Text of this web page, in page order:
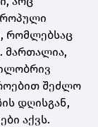
რომლებსაც
მართალია,
შეძლო
დღისგან,
აქვს.